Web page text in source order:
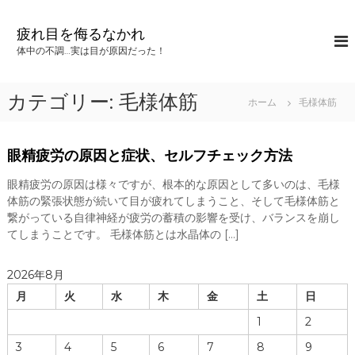
ス
プ
疲れ目を侮るなかれ
体中の不調…実は目が原因だった！
カテゴリー: 毛様体筋 ホーム 毛様体筋
眼精疲労の原因と症状、セルフチェック方法
眼精疲労の原因は様々ですが、根本的な原因として多いのは、毛様
体筋の緊張状態が続いて目が疲れてしまうこと、そして毛様体筋と
繋がっている自律神経が疲労の蓄積の影響を受け、バランスを崩し
てしまうことです。 毛様体筋とは水晶体の […]
2026年8月
月
火 水 木 金 土
日
1
2
3
4 5 6 7 8
9